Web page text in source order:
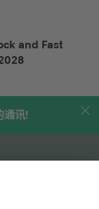
and Fast
通讯!